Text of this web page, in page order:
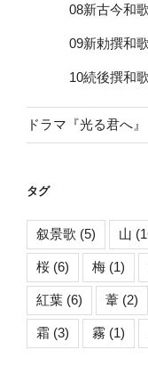
08新古今和
09新勅撰和
10続後撰和
ドラマ『光る君へ』
タグ
叙景歌 (5) 山
桜 (6) 梅 (1)
紅葉 (6) 葦 (2)
霜 (3) 霧 (1)